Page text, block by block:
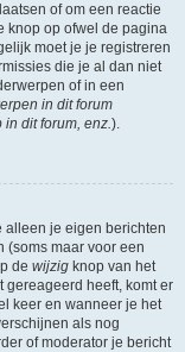
of om een reactie
knop op ofwel de pagina
moet je je registreren
die je al dan niet
of in een
in dit forum
dit forum, enz.).
alleen je eigen berichten
(soms maar voor een
de wijzig knop van het
gereageerd heeft, komt er
keer en wanneer je het
als nog
of moderator je bericht